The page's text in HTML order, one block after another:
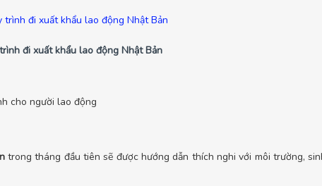
đi xuất khẩu lao động Nhật Bản
cho người lao động
trong tháng đầu tiên sẽ được hướng dẫn thích nghi với môi trường,